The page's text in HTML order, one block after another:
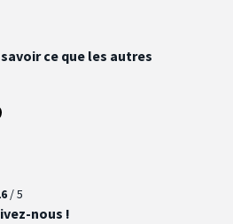
ce que les autres
/ 5
nous !